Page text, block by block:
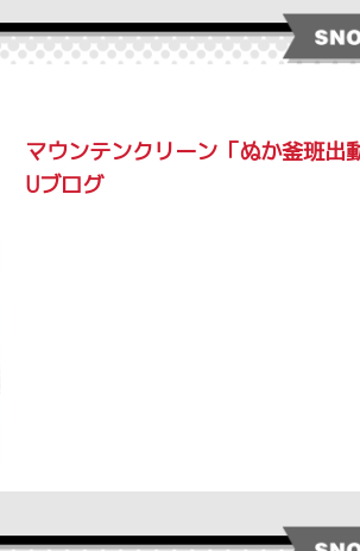
マウンテンクリーン「ぬか釜班出
Uブログ